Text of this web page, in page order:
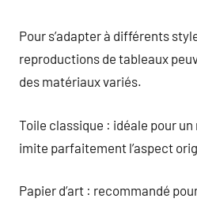
Pour s’adapter à différents
reproductions de tableaux
des matériaux variés.
Toile classique : idéale pour
imite parfaitement l’aspect
Papier d’art : recommandé